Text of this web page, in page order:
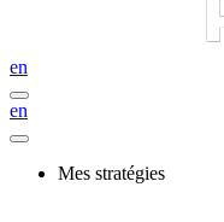
en
en
Mes stratégies